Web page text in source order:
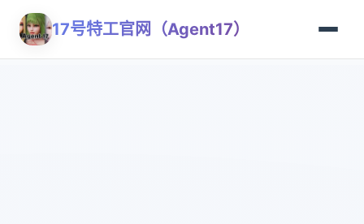
17号特工官网（Agent17）